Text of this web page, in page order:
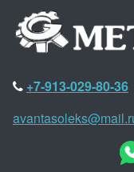
+7-913-029-80-36